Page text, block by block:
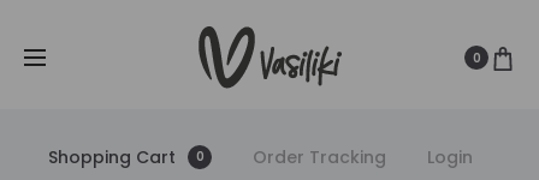
των
80€ 0
Shopping Cart 0 Order Tracking Login